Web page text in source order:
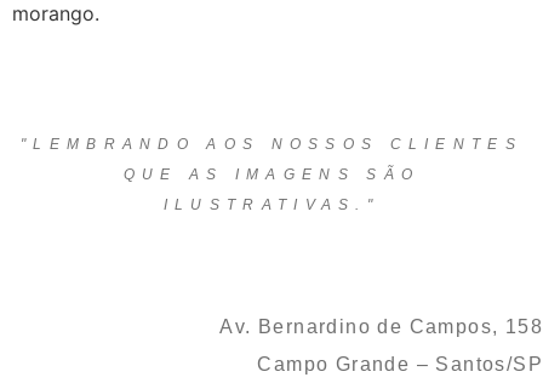
morango.
"LEMBRANDO AOS NOSSOS CLIENTES
QUE AS IMAGENS SÃO
ILUSTRATIVAS."
Av. Bernardino de Campos, 158
Campo Grande – Santos/SP